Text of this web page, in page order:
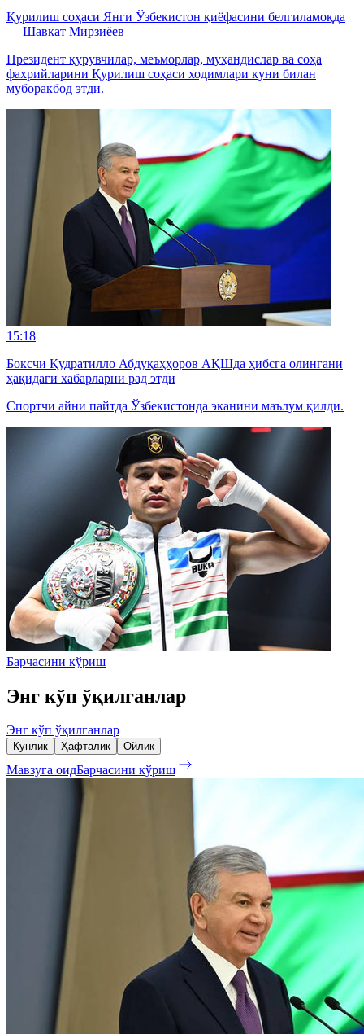
Қурилиш соҳаси Янги Ўзбекистон қиёфасини белгиламоқда
— Шавкат Мирзиёев
Президент қурувчилар, меъморлар, муҳандислар ва соҳа
фахрийларини Қурилиш соҳаси ходимлари куни билан
муборакбод этди.
15:18
Боксчи Қудратилло Абдуқаҳҳоров АҚШда ҳибсга олингани
ҳақидаги хабарларни рад этди
Спортчи айни пайтда Ўзбекистонда эканини маълум қилди.
Барчасини кўриш
Энг кўп ўқилганлар
Энг кўп ўқилганлар
Кунлик Ҳафталик Ойлик
Мавзуга оидБарчасини кўриш